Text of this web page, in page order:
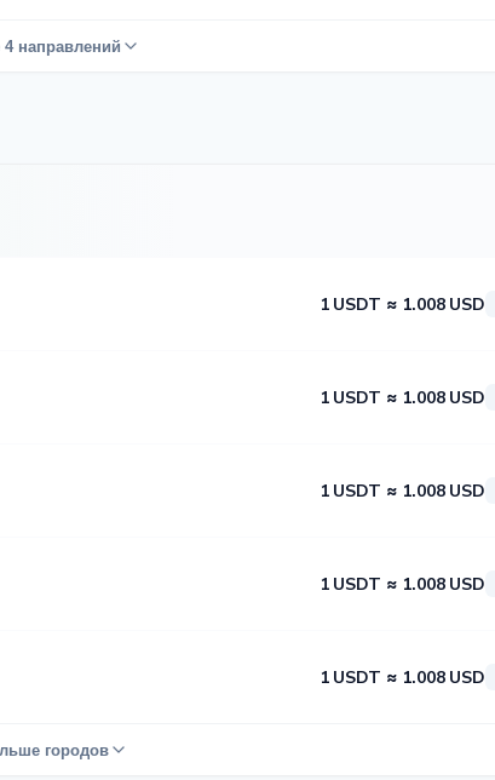
направлений
1 USDT ≈ 1.008 USD
1 USDT ≈ 1.008 USD
1 USDT ≈ 1.008 USD
1 USDT ≈ 1.008 USD
1 USDT ≈ 1.008 USD
городов